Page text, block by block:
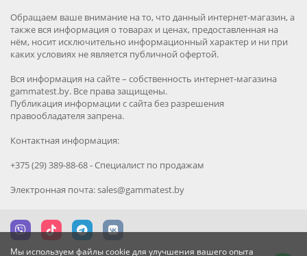
Мы используем файлы cookie для улучшения вашего опыта
Обращаем ваше внимание на то, что данный интернет-магазин, а
также вся информация о товарах и ценах, предоставленная на
нём, носит исключительно информационный характер и ни при
каких условиях не является публичной офертой.
Вся информация на сайте – собственность интернет-магазина
gammatest.by. Все права защищены.
Публикация информации с сайта без разрешения
правообладателя запрена.
Контактная информация:
+375 (29) 389-88-68 - Специалист по продажам
Электронная почта: sales@gammatest.by